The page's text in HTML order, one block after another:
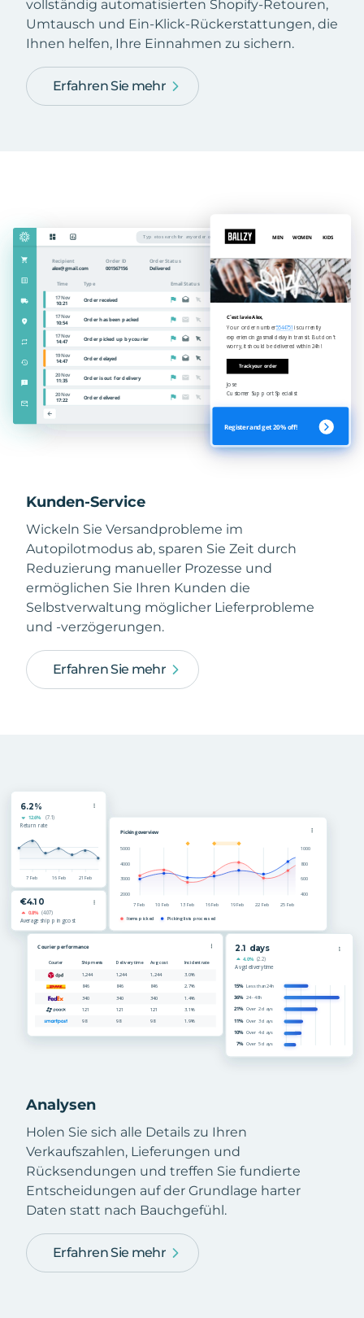
vollständig automatisierten Shopify-Retouren,
Umtausch und Ein-Klick-Rückerstattungen, die
Ihnen helfen, Ihre Einnahmen zu sichern.
Erfahren Sie mehr
Kunden-Service
Wickeln Sie Versandprobleme im
Autopilotmodus ab, sparen Sie Zeit durch
Reduzierung manueller Prozesse und
ermöglichen Sie Ihren Kunden die
Selbstverwaltung möglicher Lieferprobleme
und -verzögerungen.
Erfahren Sie mehr
Analysen
Holen Sie sich alle Details zu Ihren
Verkaufszahlen, Lieferungen und
Rücksendungen und treffen Sie fundierte
Entscheidungen auf der Grundlage harter
Daten statt nach Bauchgefühl.
Erfahren Sie mehr